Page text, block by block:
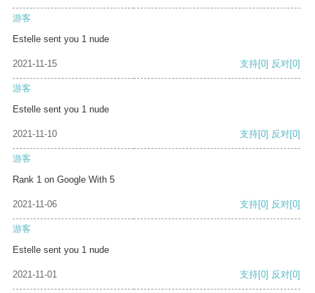
游客
Estelle sent you 1 nude
2021-11-15 支持[0] 反对[0]
游客
Estelle sent you 1 nude
2021-11-10 支持[0] 反对[0]
游客
Rank 1 on Google With 5
2021-11-06 支持[0] 反对[0]
游客
Estelle sent you 1 nude
2021-11-01 支持[0] 反对[0]